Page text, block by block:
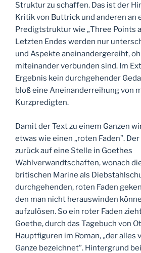
Struktur zu schaffen. Das ist der
Kritik von Buttrick und anderen an
Predigtstruktur wie „Three Points
Letzten Endes werden nur
und Aspekte aneinandergereiht,
miteinander verbunden sind. Im
Ergebnis kein durchgehender
bloß eine Aneinanderreihung von
Kurzpredigten.
Damit der Text zu einem Ganzen
etwas wie einen „roten Faden”.
zurück auf eine Stelle in Goethes
Wahlverwandtschaften, wonach
britischen Marine als
durchgehenden, roten Faden
den man nicht herauswinden
aufzulösen. So ein roter Faden
Goethe, durch das Tagebuch von
Hauptfiguren im Roman, „der alles
Ganze bezeichnet”. Hintergrund